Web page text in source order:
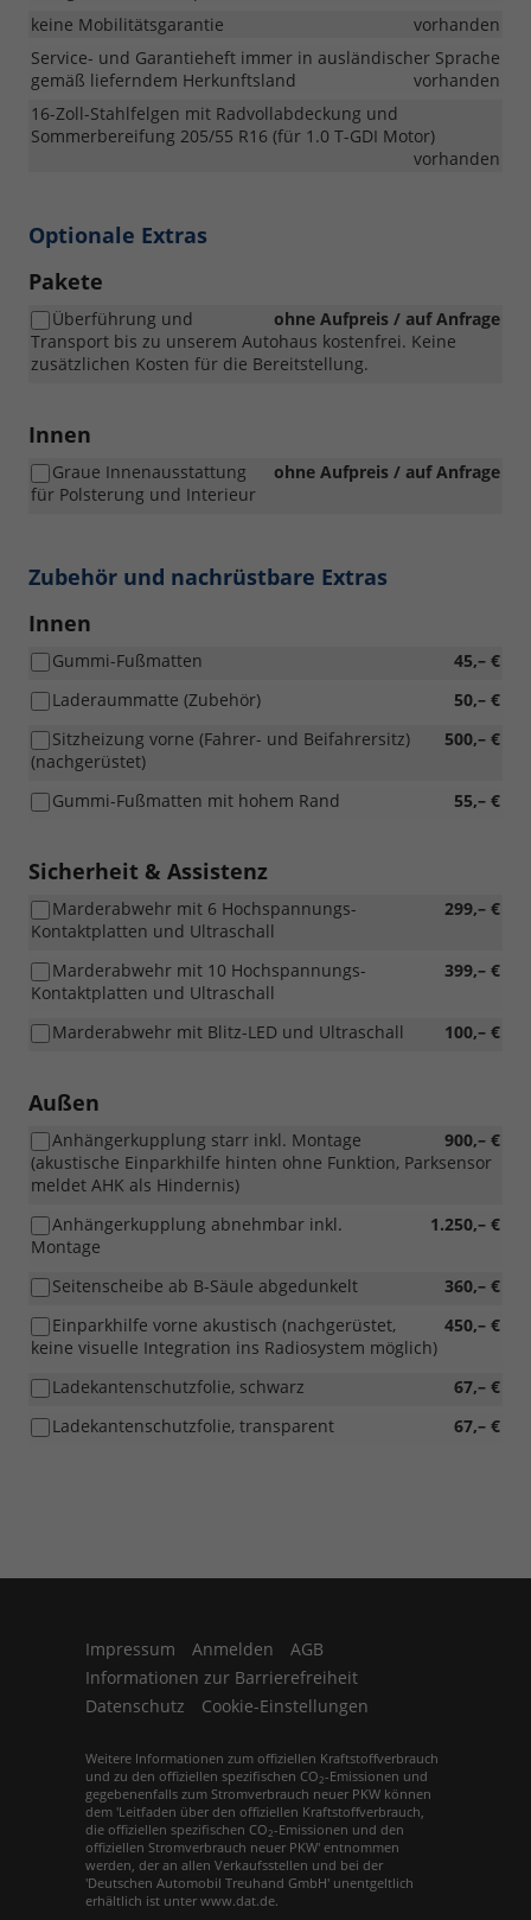
keine Mobilitätsgarantie
vorhanden
Service- und Garantieheft immer in ausländischer Sprache
gemäß lieferndem Herkunftsland
vorhanden
16-Zoll-Stahlfelgen mit Radvollabdeckung und
Sommerbereifung 205/55 R16 (für 1.0 T-GDI Motor)
vorhanden
Optionale Extras
Pakete
ohne Aufpreis / auf Anfrage
Überführung und
Transport bis zu unserem Autohaus kostenfrei. Keine
zusätzlichen Kosten für die Bereitstellung.
Innen
ohne Aufpreis / auf Anfrage
Graue Innenausstattung
für Polsterung und Interieur
Zubehör und nachrüstbare Extras
Innen
45,– €
Gummi-Fußmatten
50,– €
Laderaummatte (Zubehör)
500,– €
Sitzheizung vorne (Fahrer- und Beifahrersitz)
(nachgerüstet)
55,– €
Gummi-Fußmatten mit hohem Rand
Sicherheit & Assistenz
299,– €
Marderabwehr mit 6 Hochspannungs-
Kontaktplatten und Ultraschall
399,– €
Marderabwehr mit 10 Hochspannungs-
Kontaktplatten und Ultraschall
100,– €
Marderabwehr mit Blitz-LED und Ultraschall
Außen
900,– €
Anhängerkupplung starr inkl. Montage
(akustische Einparkhilfe hinten ohne Funktion, Parksensor
meldet AHK als Hindernis)
1.250,– €
Anhängerkupplung abnehmbar inkl.
Montage
360,– €
Seitenscheibe ab B-Säule abgedunkelt
450,– €
Einparkhilfe vorne akustisch (nachgerüstet,
keine visuelle Integration ins Radiosystem möglich)
67,– €
Ladekantenschutzfolie, schwarz
67,– €
Ladekantenschutzfolie, transparent
Impressum Anmelden
AGB
Informationen zur Barrierefreiheit
Datenschutz
Cookie-Einstellungen
Weitere Informationen zum offiziellen Kraftstoffverbrauch
und zu den offiziellen spezifischen CO 2-Emissionen und
gegebenenfalls zum Stromverbrauch neuer PKW können
dem 'Leitfaden über den offiziellen Kraftstoffverbrauch,
die offiziellen spezifischen CO 2-Emissionen und den
offiziellen Stromverbrauch neuer PKW' entnommen
werden, der an allen Verkaufsstellen und bei der
'Deutschen Automobil Treuhand GmbH' unentgeltlich
erhältlich ist unter www.dat.de.